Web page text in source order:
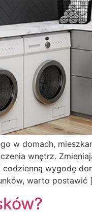
w domach,
wnętrz.
wygodę
warto postawić